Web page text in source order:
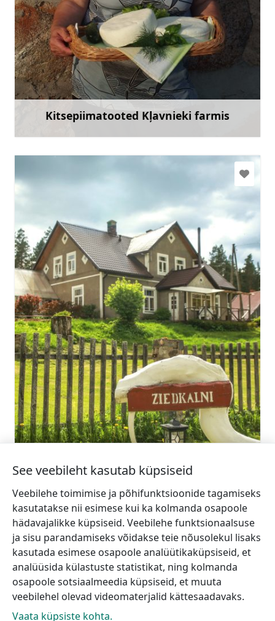
Kitsepiimatooted Kļavnieki farmis
klavnieki@gmail.com
+371 26486248
Mine
Rohkem teavet
Ziedkalni mesindustooted
sia.ziedkalni@gmail.com
+371 24245023
Mine
Rohkem teavet
See veebileht kasutab küpsiseid
Veebilehe toimimise ja põhifunktsioonide tagamiseks
kasutatakse nii esimese kui ka kolmanda osapoole
hädavajalikke küpsiseid. Veebilehe funktsionaalsuse
ja sisu parandamiseks võidakse teie nõusolekul lisaks
kasutada esimese osapoole analüütikaküpsiseid, et
analüüsida külastuste statistikat, ning kolmanda
osapoole sotsiaalmeedia küpsiseid, et muuta
veebilehel olevad videomaterjalid kättesaadavaks.
Vaata küpsiste kohta.